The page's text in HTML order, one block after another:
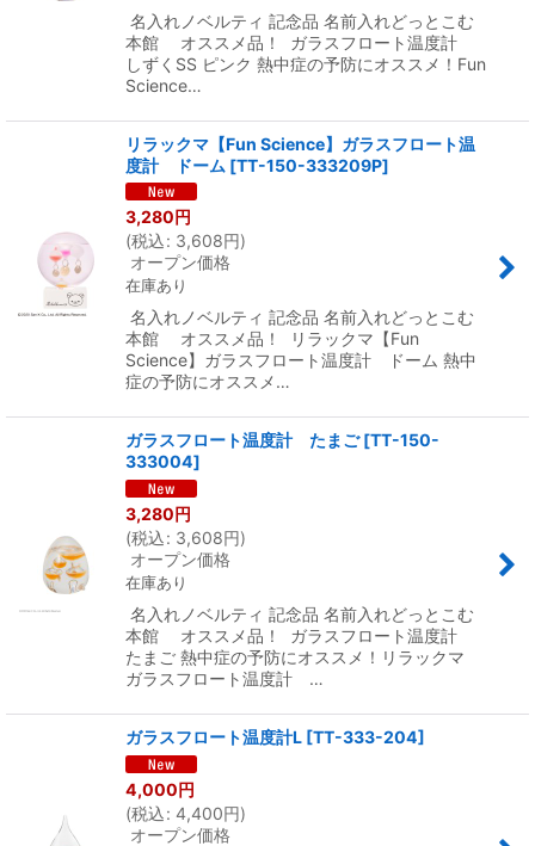
名入れノベルティ 記念品 名前入れどっとこむ
本館 オススメ品！ ガラスフロート温度計
しずくSS ピンク 熱中症の予防にオススメ！Fun
Science…
リラックマ【Fun Science】ガラスフロート温
度計 ドーム [TT-150-333209P]
3,280円
(税込: 3,608円)
オープン価格
在庫あり
名入れノベルティ 記念品 名前入れどっとこむ
本館 オススメ品！ リラックマ【Fun
Science】ガラスフロート温度計 ドーム 熱中
症の予防にオススメ…
ガラスフロート温度計 たまご [TT-150-
333004]
3,280円
(税込: 3,608円)
オープン価格
在庫あり
名入れノベルティ 記念品 名前入れどっとこむ
本館 オススメ品！ ガラスフロート温度計
たまご 熱中症の予防にオススメ！リラックマ
ガラスフロート温度計 …
ガラスフロート温度計L [TT-333-204]
4,000円
(税込: 4,400円)
オープン価格